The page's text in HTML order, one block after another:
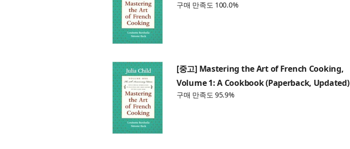
구매 만족도 100.0%
[중고] Mastering the Art of French Cooking,
Volume 1: A Cookbook (Paperback, Updated)
구매 만족도 95.9%